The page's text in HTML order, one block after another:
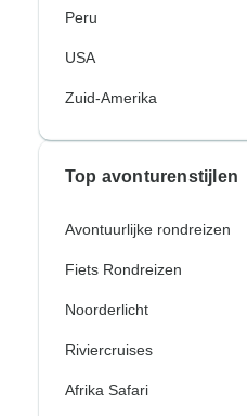
Peru
USA
Zuid-Amerika
Top avonturenstijlen
Avontuurlijke rondreizen
Fiets Rondreizen
Noorderlicht
Riviercruises
Afrika Safari